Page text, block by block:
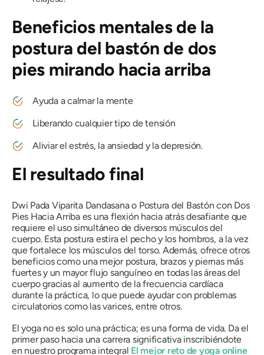
Beneficios mentales de la
postura del bastón de dos
pies mirando hacia arriba
Ayuda a calmar la mente
Liberando cualquier tipo de tensión
Aliviar el estrés, la ansiedad y la depresión.
El resultado final
Dwi Pada Viparita Dandasanao Postura del Bastón con Dos
Pies Hacia Arriba es una flexión hacia atrás desafiante que
requiere el uso simultáneo de diversos músculos del
cuerpo. Esta postura estira el pecho y los hombros, a la vez
que fortalece los músculos del torso. Además, ofrece otros
beneficios como una mejor postura, brazos y piernas más
fuertes y un mayor flujo sanguíneo en todas las áreas del
cuerpo gracias al aumento de la frecuencia cardíaca
durante la práctica, lo que puede ayudar con problemas
circulatorios como las varices, entre otros.
El yoga no es solo una práctica; es una forma de vida. Da el
primer paso hacia una carrera significativa inscribiéndote
en nuestro programa integral El mejor reto de yoga online